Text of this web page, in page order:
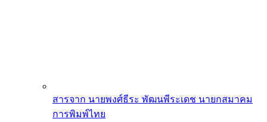
สารจาก นายพงศ์ธีระ พัฒนพีระเดช นายกสมาคม
การพิมพ์ไทย